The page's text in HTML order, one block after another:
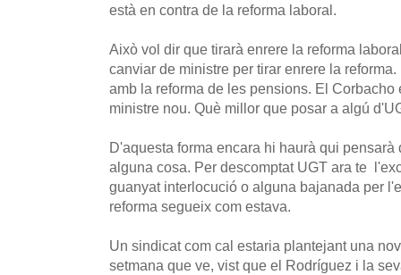
està en contra de la reforma laboral.
Això vol dir que tirarà enrere la reforma
canviar de ministre per tirar enrere la
amb la reforma de les pensions. El Corbacho
ministre nou. Què millor que posar a algú
D'aquesta forma encara hi haurà qui
alguna cosa. Per descomptat UGT ara te
guanyat interlocució o alguna bajanada per
reforma segueix com estava.
Un sindicat com cal estaria plantejant una
setmana que ve, vist que el Rodríguez i la